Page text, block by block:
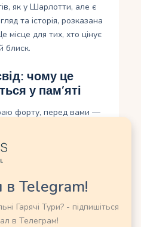
як у Шарлотти, але є
та історія, розказана
місце для тих, хто цінує
блиск.
чому це
у пам’яті
форту, перед вами —
острів. Вітер
моря, а під ногами –
тепло століть. Ви
так і не вистрілили, і
складається з
людини, сотень
Telegram!
Гарячі Тури? - підпишіться
в Телеграм!